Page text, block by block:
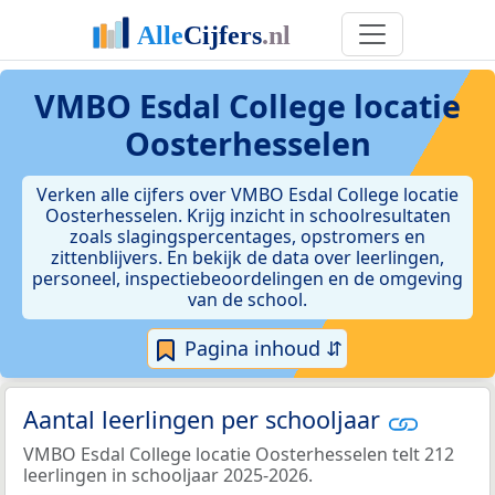
VMBO Esdal College locatie
Oosterhesselen
Verken alle cijfers over VMBO Esdal College locatie
Oosterhesselen. Krijg inzicht in schoolresultaten
zoals slagingspercentages, opstromers en
zittenblijvers. En bekijk de data over leerlingen,
personeel, inspectiebeoordelingen en de omgeving
van de school.
Pagina inhoud ⇵
Aantal leerlingen per schooljaar
VMBO Esdal College locatie Oosterhesselen telt 212
leerlingen in schooljaar 2025-2026.